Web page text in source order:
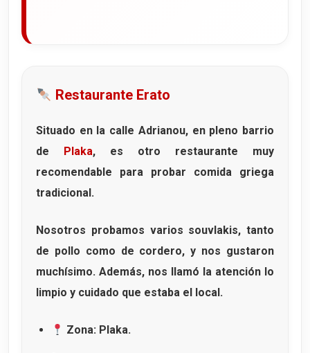
Restaurante Erato
Situado en la calle Adrianou, en pleno barrio
de Plaka, es otro restaurante muy
recomendable para probar comida griega
tradicional.
Nosotros probamos varios souvlakis, tanto
de pollo como de cordero, y nos gustaron
muchísimo. Además, nos llamó la atención lo
limpio y cuidado que estaba el local.
Zona: Plaka.